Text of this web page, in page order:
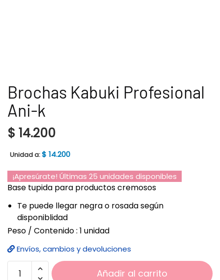
Brochas Kabuki Profesional
Ani-k
$ 14.200
Unidad a:$ 14.200
¡Apresúrate! Últimas 25 unidades disponibles
Base tupida para productos cremosos
Te puede llegar negra o rosada según
disponiblidad
Peso / Contenido : 1 unidad
Envíos, cambios y devoluciones
Añadir al carrito